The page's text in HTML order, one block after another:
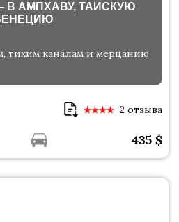
В АМПХАВУ, ТАЙСКУЮ
тихим каналам и мерцанию
2 отзыва
435 $